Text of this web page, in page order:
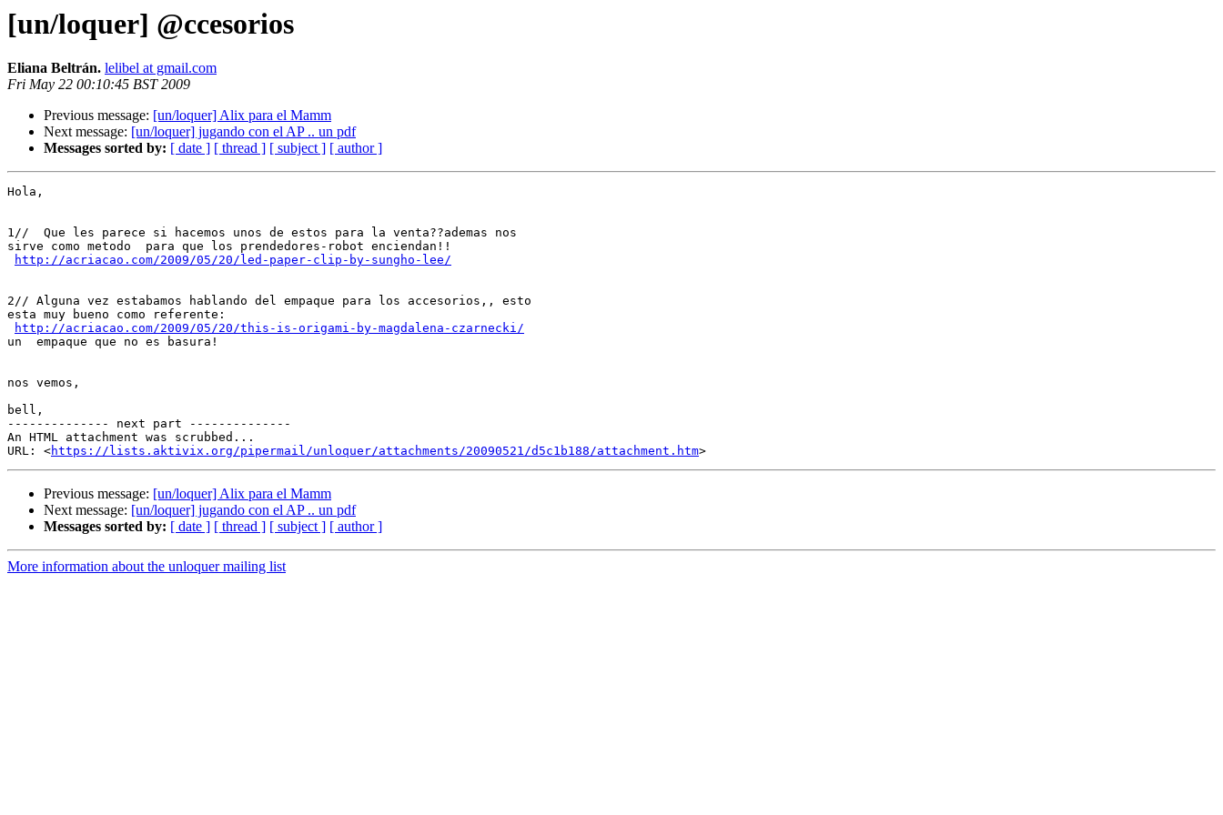
[un/loquer] @ccesorios
Eliana Beltrán. lelibel at gmail.com
Fri May 22 00:10:45 BST 2009
Previous message: [un/loquer] Alix para el Mamm
Next message: [un/loquer] jugando con el AP .. un pdf
Messages sorted by: [ date ] [ thread ] [ subject ] [ author ]
Hola,
1//  Que les parece si hacemos unos de estos para la venta??ademas nos
sirve como metodo  para que los prendedores-robot enciendan!!
http://acriacao.com/2009/05/20/led-paper-clip-by-sungho-lee/
2// Alguna vez estabamos hablando del empaque para los accesorios,, esto
esta muy bueno como referente:
http://acriacao.com/2009/05/20/this-is-origami-by-magdalena-czarnecki/
un  empaque que no es basura!
nos vemos,
bell,
-------------- next part --------------
An HTML attachment was scrubbed...
URL: <https://lists.aktivix.org/pipermail/unloquer/attachments/20090521/d5c1b188/attachment.htm
Previous message: [un/loquer] Alix para el Mamm
Next message: [un/loquer] jugando con el AP .. un pdf
Messages sorted by: [ date ] [ thread ] [ subject ] [ author ]
More information about the unloquer mailing list